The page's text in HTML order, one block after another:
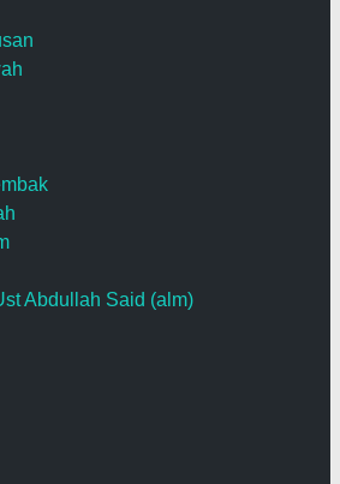
Abdullah Said (alm)